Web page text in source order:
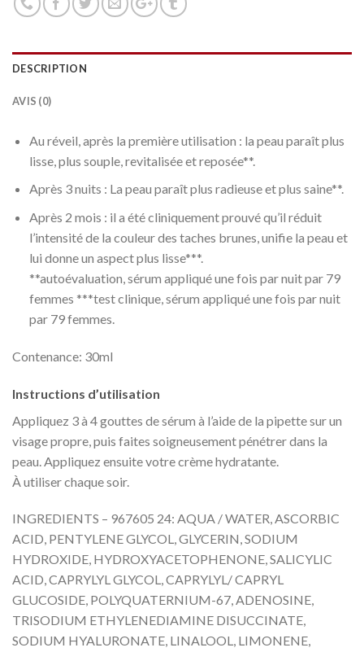
DESCRIPTION
AVIS (0)
Au réveil, après la première utilisation : la peau paraît plus
lisse, plus souple, revitalisée et reposée**.
Après 3 nuits : La peau paraît plus radieuse et plus saine**.
Après 2 mois : il a été cliniquement prouvé qu’il réduit
l’intensité de la couleur des taches brunes, unifie la peau et
lui donne un aspect plus lisse***.
**autoévaluation, sérum appliqué une fois par nuit par 79
femmes ***test clinique, sérum appliqué une fois par nuit
par 79 femmes.
Contenance: 30ml
Instructions d’utilisation
Appliquez 3 à 4 gouttes de sérum à l’aide de la pipette sur un
visage propre, puis faites soigneusement pénétrer dans la
peau. Appliquez ensuite votre crème hydratante.
À utiliser chaque soir.
INGREDIENTS – 967605 24: AQUA / WATER, ASCORBIC
ACID, PENTYLENE GLYCOL, GLYCERIN, SODIUM
HYDROXIDE, HYDROXYACETOPHENONE, SALICYLIC
ACID, CAPRYLYL GLYCOL, CAPRYLYL/ CAPRYL
GLUCOSIDE, POLYQUATERNIUM-67, ADENOSINE,
TRISODIUM ETHYLENEDIAMINE DISUCCINATE,
SODIUM HYALURONATE, LINALOOL, LIMONENE,